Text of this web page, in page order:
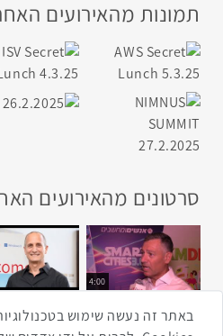
תמונות מהאירועים
סרטונים מהאירועים
4:00
באתר זה נעשה שימוש